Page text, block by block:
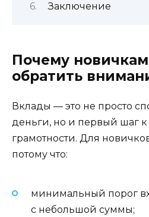
Заключение
Почему
обратить
Вклады — это не просто
деньги, но и первый шаг
грамотности. Для
потому что:
минимальный порог
с небольшой суммы;